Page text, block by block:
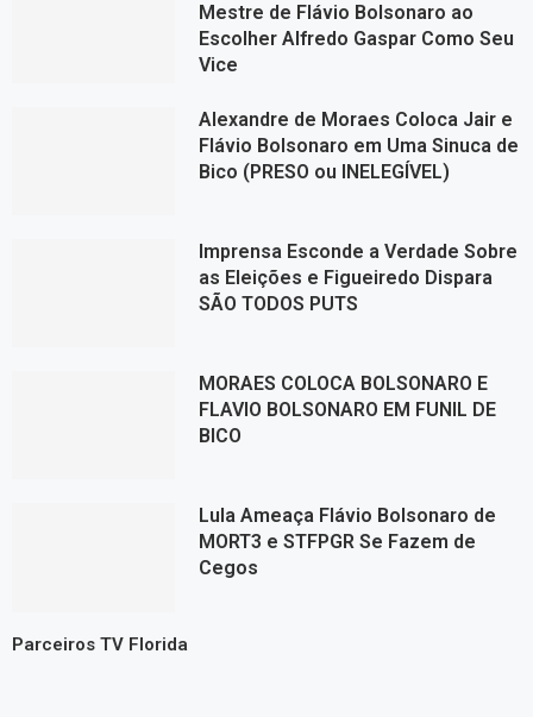
Mestre de Flávio Bolsonaro ao
Escolher Alfredo Gaspar Como Seu
Vice
Alexandre de Moraes Coloca Jair e
Flávio Bolsonaro em Uma Sinuca de
Bico (PRESO ou INELEGÍVEL)
Imprensa Esconde a Verdade Sobre
as Eleições e Figueiredo Dispara
SÃO TODOS PUTS
MORAES COLOCA BOLSONARO E
FLAVIO BOLSONARO EM FUNIL DE
BICO
Lula Ameaça Flávio Bolsonaro de
MORT3 e STFPGR Se Fazem de
Cegos
Parceiros TV Florida